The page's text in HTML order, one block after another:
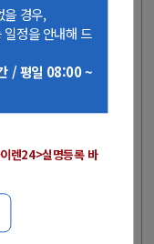
을 경우,
정을 안내해 드
/ 평일 08:00 ~
렌24>실명등록 바
08:00 ~ 17:00)
비자검진은 온라인
기 바랍니다.